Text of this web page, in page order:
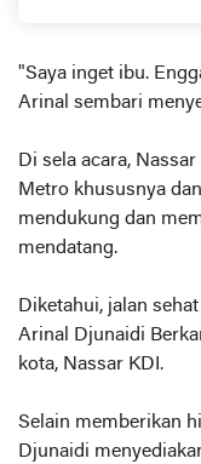
"Saya inget ibu.
Arinal sembari
Di sela acara,
Metro khususnya
mendukung dan
mendatang.
Diketahui, jalan
Arinal Djunaidi
kota, Nassar KDI.
Selain memberikan
Djunaidi